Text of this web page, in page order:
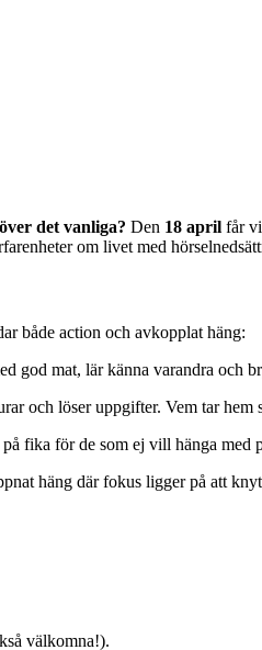
det vanliga? Den 18 april får
om livet med
både action och avkopplat häng:
god mat, lär känna varandra och
och löser uppgifter. Vem tar hem
fika för de som ej vill hänga med
häng där fokus ligger på att
välkomna!).